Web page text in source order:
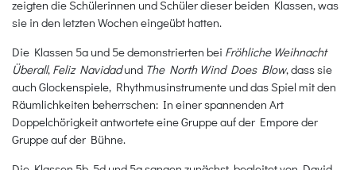
zeigten die Schülerinnen und Schüler dieser beiden Klassen, was
sie in den letzten Wochen eingeübt hatten.
Die Klassen 5a und 5e demonstrierten bei Fröhliche Weihnacht
Überall, Feliz Navidadund The North Wind Does Blow, dass sie
auch Glockenspiele, Rhythmusinstrumente und das Spiel mit den
Räumlichkeiten beherrschen: In einer spannenden Art
Doppelchörigkeit antwortete eine Gruppe auf der Empore der
Gruppe auf der Bühne.